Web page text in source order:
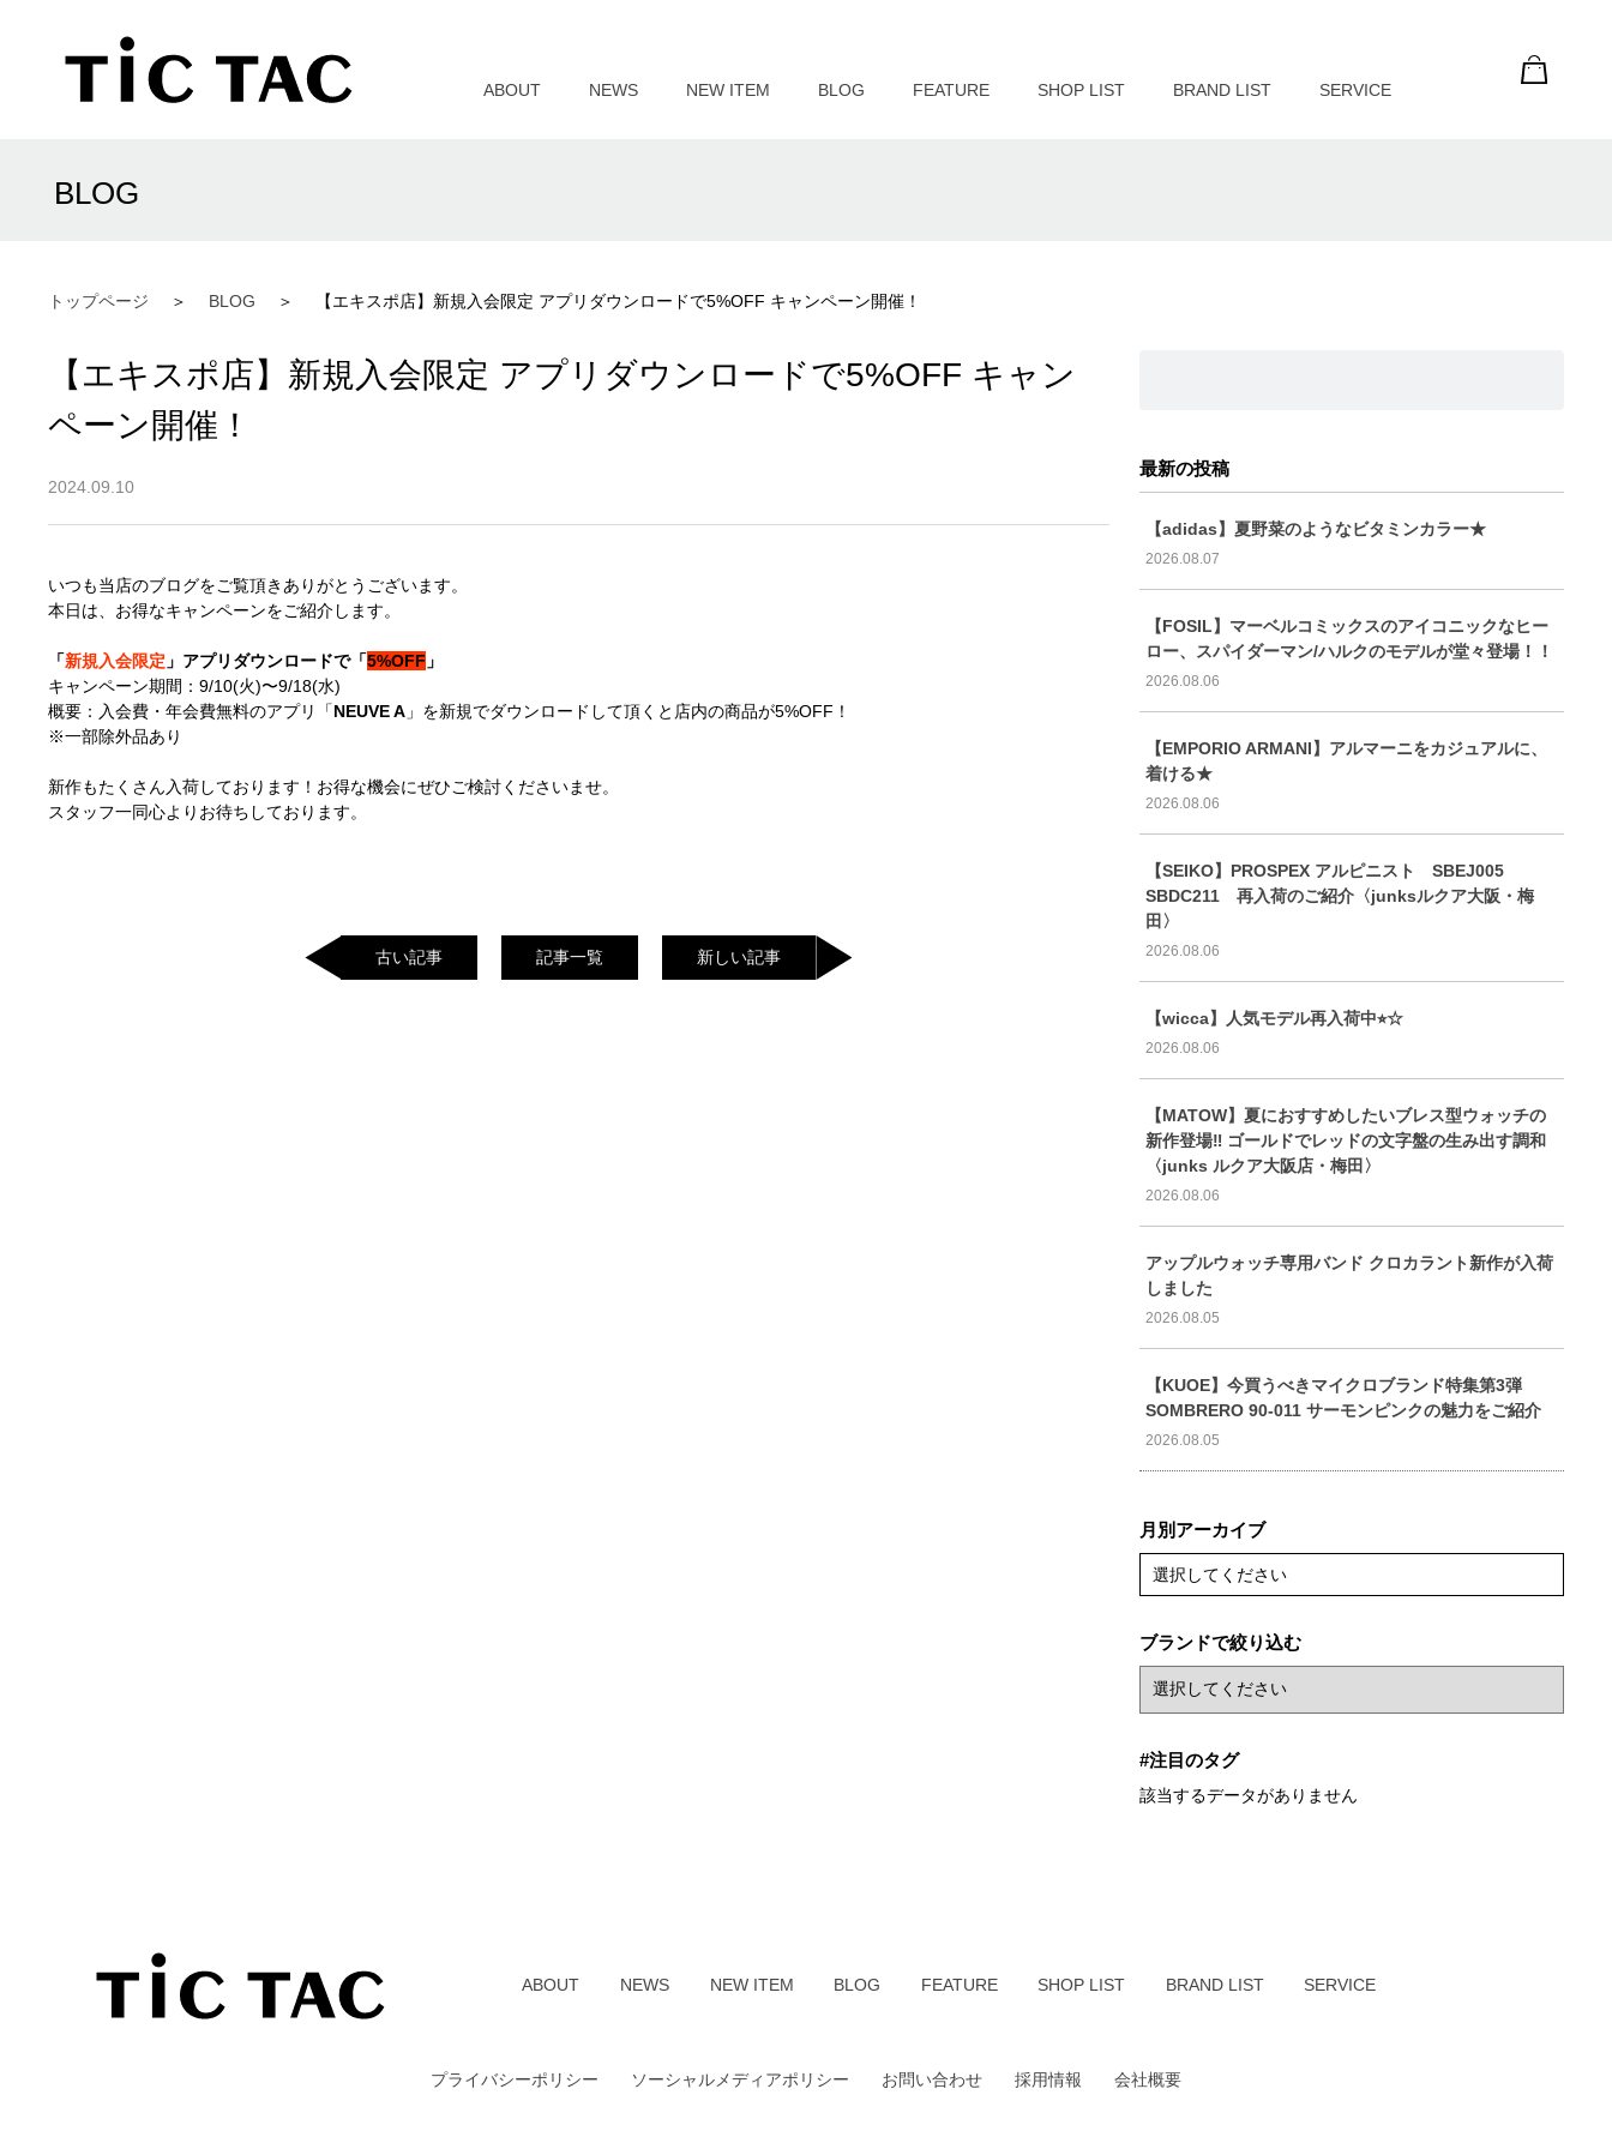
ABOUT NEWS NEW ITEM BLOG FEATURE SHOP LIST BRAND LIST SERVICE
トップページ BLOG 【エキスポ店】新規入会限定 アプリダウンロードで5%OFF キャンペーン開催！
BLOG
【エキスポ店】新規入会限定 アプリダウンロードで5%OFF キャン
ペーン開催！
2024.09.10
いつも当店のブログをご覧頂きありがとうございます。
本日は、お得なキャンペーンをご紹介します。
「新規入会限定 」アプリダウンロードで「5%OFF 」
キャンペーン期間：9/10(火)〜9/18(水)
概要：入会費・年会費無料のアプリ「NEUVE A 」を新規でダウンロードして頂くと店内の商品が5%OFF！
※一部除外品あり
新作もたくさん入荷しております！お得な機会にぜひご検討くださいませ。
スタッフ一同心よりお待ちしております。
古い記事 記事一覧 新しい記事
最新の投稿
【adidas】夏野菜のようなビタミンカラー★
2026.08.07
【FOSIL】マーベルコミックスのアイコニックなヒー
ロー、スパイダーマン/ハルクのモデルが堂々登場！！
2026.08.06
【EMPORIO ARMANI】アルマーニをカジュアルに、
着ける★
2026.08.06
【SEIKO】PROSPEX アルピニスト SBEJ005
SBDC211 再入荷のご紹介〈junksルクア大阪・梅
田〉
2026.08.06
【wicca】人気モデル再入荷中⭐︎☆
2026.08.06
【MATOW】夏におすすめしたいブレス型ウォッチの
新作登場‼️ ゴールドでレッドの文字盤の生み出す調和
〈junks ルクア大阪店・梅田〉
2026.08.06
アップルウォッチ専用バンド クロカラント新作が入荷
しました
2026.08.05
【KUOE】今買うべきマイクロブランド特集第3弾
SOMBRERO 90-011 サーモンピンクの魅力をご紹介
2026.08.05
月別アーカイブ
選択してください
ブランドで絞り込む
#注目のタグ
該当するデータがありません
ABOUT NEWS NEW ITEM BLOG FEATURE SHOP LIST BRAND LIST SERVICE
プライバシーポリシー ソーシャルメディアポリシー お問い合わせ 採用情報 会社概要